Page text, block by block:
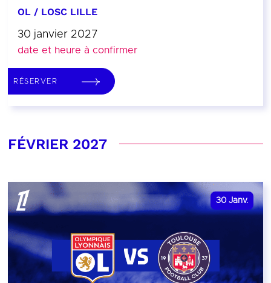
OL / LOSC LILLE
30 janvier 2027
date et heure à confirmer
RÉSERVER
FÉVRIER 2027
30 Janv.